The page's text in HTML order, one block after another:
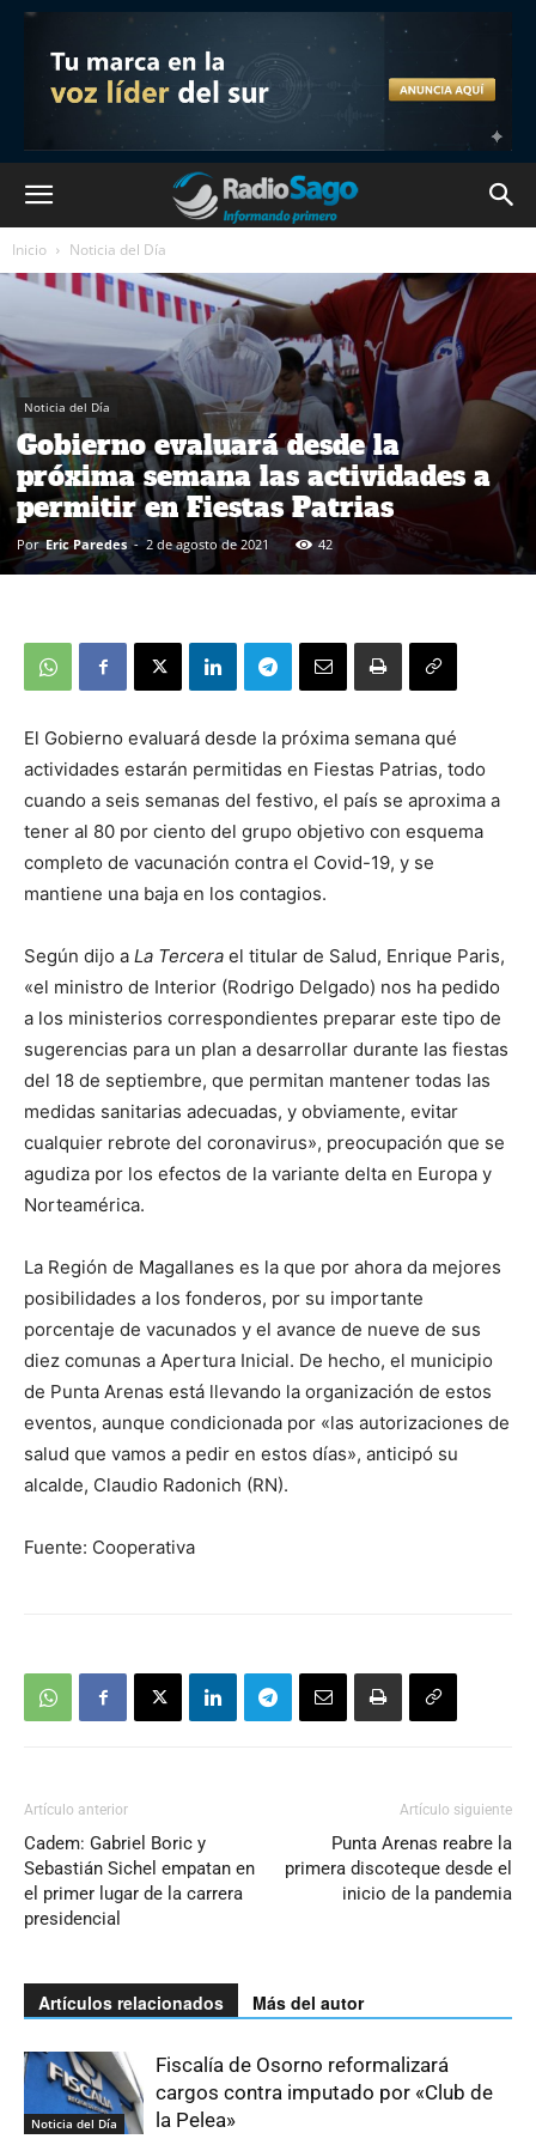
Inicio Noticia del Día
Noticia del Día
Gobierno evaluará desde la
próxima semana las actividades a
permitir en Fiestas Patrias
Por Eric Paredes - 2 de agosto de 2021 42
El Gobierno evaluará desde la próxima semana qué
actividades estarán permitidas en Fiestas Patrias, todo
cuando a seis semanas del festivo, el país se aproxima a
tener al 80 por ciento del grupo objetivo con esquema
completo de vacunación contra el Covid-19, y se
mantiene una baja en los contagios.
Según dijo a La Tercera el titular de Salud, Enrique Paris,
«el ministro de Interior (Rodrigo Delgado) nos ha pedido
a los ministerios correspondientes preparar este tipo de
sugerencias para un plan a desarrollar durante las fiestas
del 18 de septiembre, que permitan mantener todas las
medidas sanitarias adecuadas, y obviamente, evitar
cualquier rebrote del coronavirus», preocupación que se
agudiza por los efectos de la variante delta en Europa y
Norteamérica.
La Región de Magallanes es la que por ahora da mejores
posibilidades a los fonderos, por su importante
porcentaje de vacunados y el avance de nueve de sus
diez comunas a Apertura Inicial. De hecho, el municipio
de Punta Arenas está llevando la organización de estos
eventos, aunque condicionada por «las autorizaciones de
salud que vamos a pedir en estos días», anticipó su
alcalde, Claudio Radonich (RN).
Fuente: Cooperativa
Artículo anterior
Cadem: Gabriel Boric y
Sebastián Sichel empatan en
el primer lugar de la carrera
presidencial
Artículo siguiente
Punta Arenas reabre la
primera discoteque desde el
inicio de la pandemia
Artículos relacionados Más del autor
Noticia del Día
Fiscalía de Osorno reformalizará
cargos contra imputado por «Club de
la Pelea»